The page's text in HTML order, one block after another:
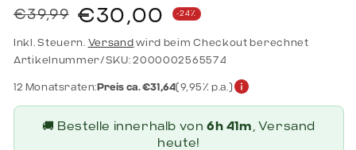
Normaler Preis
€39,99
Verkaufspreis€30,00 -24%
Inkl. Steuern. Versand wird beim Checkout berechnet
Artikelnummer/SKU: 2000002565574
12 Monatsraten:Preis ca. €31,64(9,95% p.a.)
🚚 Bestelle innerhalb von 6h 41m , Versand
heute!